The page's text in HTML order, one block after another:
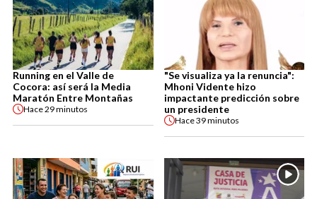
Running en el Valle de
Cocora: así será la Media
Maratón Entre Montañas
Hace29 minutos
"Se visualiza ya la renuncia":
Mhoni Vidente hizo
impactante predicción sobre
un presidente
Hace39 minutos